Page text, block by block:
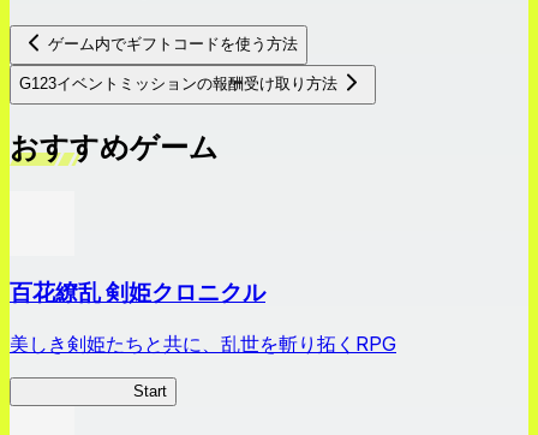
ゲーム内でギフトコードを使う方法
G123イベントミッションの報酬受け取り方法
おすすめゲーム
百花繚乱 剣姫クロニクル
美しき剣姫たちと共に、乱世を斬り拓くRPG
Start